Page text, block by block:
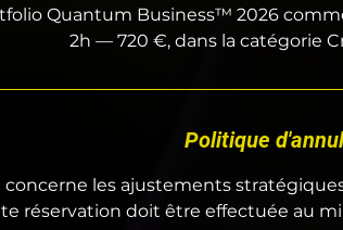
Quantum Business™ 2026
2h — 720 €, dans la catégorie
Politique
concerne les ajustements
réservation doit être effectuée au